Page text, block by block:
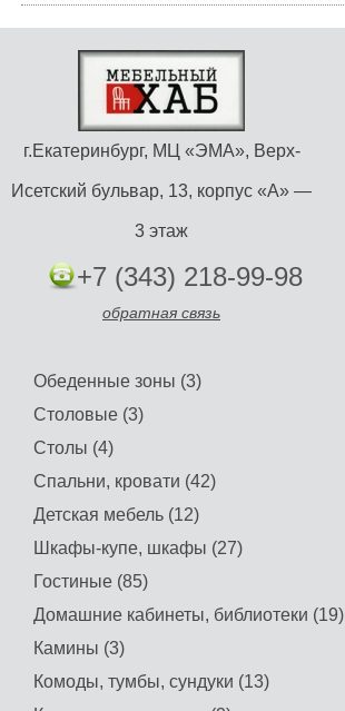
г.Екатеринбург, МЦ «ЭМА», Верх-
Исетский бульвар, 13, корпус «А» —
3 этаж
+7 (343) 218-99-98
обратная связь
Обеденные зоны (3)
Столовые (3)
Столы (4)
Спальни, кровати (42)
Детская мебель (12)
Шкафы-купе, шкафы (27)
Гостиные (85)
Домашние кабинеты, библиотеки (19)
Камины (3)
Комоды, тумбы, сундуки (13)